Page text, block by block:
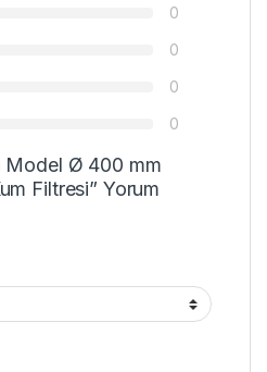
0
0
0
0
Model Ø 400 mm
Filtresi” Yorum